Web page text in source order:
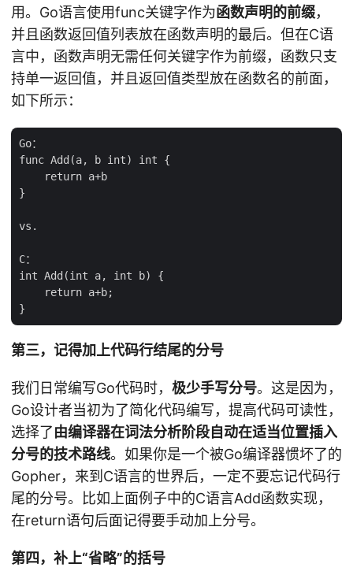
用。Go语言使用func关键字作为函数声明的前缀，
并且函数返回值列表放在函数声明的最后。但在C语
言中，函数声明无需任何关键字作为前缀，函数只支
持单一返回值，并且返回值类型放在函数名的前面，
如下所示：
Go：
func Add(a, b int) int {
    return a+b
}
vs.
C：
int Add(int a, int b) {
    return a+b;
第三，记得加上代码行结尾的分号
我们日常编写Go代码时， 极少手写分号。这是因为，
Go设计者当初为了简化代码编写，提高代码可读性，
选择了由编译器在词法分析阶段自动在适当位置插入
分号的技术路线。如果你是一个被Go编译器惯坏了的
Gopher，来到C语言的世界后，一定不要忘记代码行
尾的分号。比如上面例子中的C语言Add函数实现，
在return语句后面记得要手动加上分号。
第四，补上“省略”的括号